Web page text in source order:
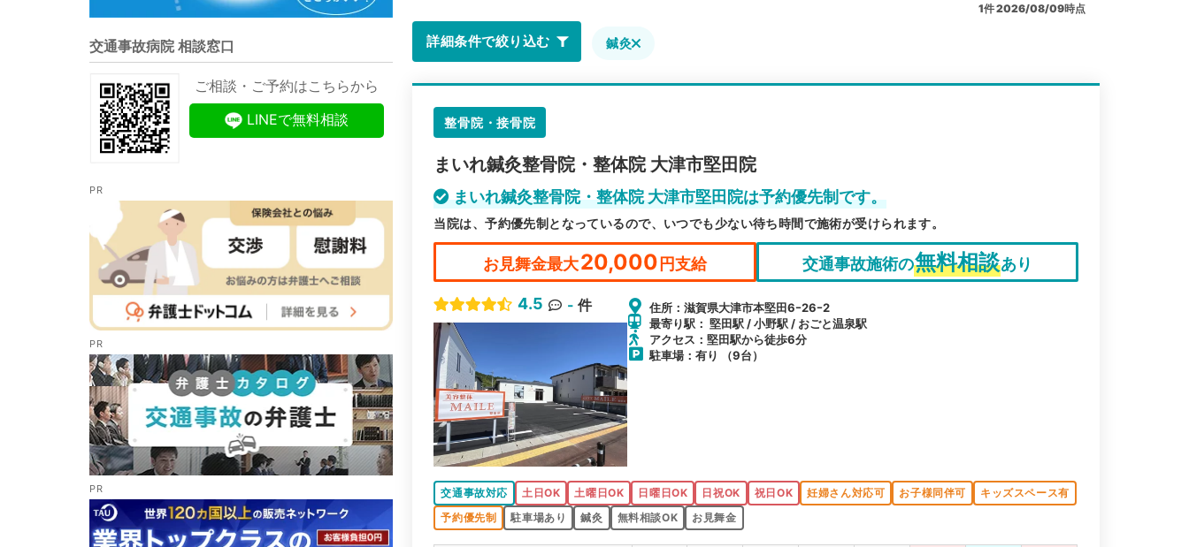
交通事故病院 相談窓口
ご相談・ご予約はこちらから
LINEで無料相談
1件2026/08/09時点
詳細条件で絞り込む 鍼灸
整骨院・接骨院
まいれ鍼灸整骨院・整体院 大津市堅田院
まいれ鍼灸整骨院・整体院 大津市堅田院は予約優先制です。
当院は、予約優先制となっているので、いつでも少ない待ち時間で施術が受けられます。
お見舞金最大20,000円支給 交通事故施術の無料相談あり
4.5 - 件
住所：滋賀県大津市本堅田6ｰ26ｰ2
最寄り駅： 堅田駅 / 小野駅 / おごと温泉駅
アクセス：堅田駅から徒歩6分
駐車場：有り （9台）
交通事故対応 土日OK 土曜日OK 日曜日OK 日祝OK 祝日OK 妊婦さん対応可 お子様同伴可
キッズスペース有
予約優先制
駐車場あり 鍼灸 無料相談OK お見舞金